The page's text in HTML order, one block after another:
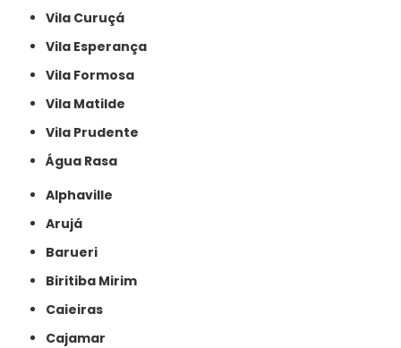
Vila Curuçá
Vila Esperança
Vila Formosa
Vila Matilde
Vila Prudente
Água Rasa
Alphaville
Arujá
Barueri
Biritiba Mirim
Caieiras
Cajamar